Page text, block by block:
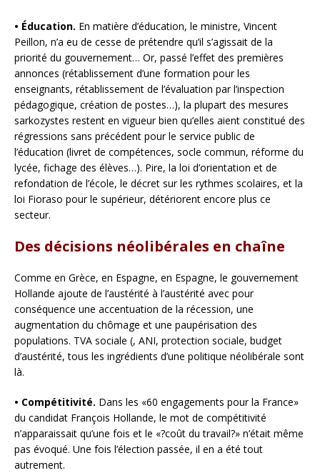
• Éducation. En matière d’éducation, le ministre, Vincent
Peillon, n’a eu de cesse de prétendre qu’il s’agissait de la
priorité du gouvernement… Or, passé l’effet des premières
annonces (rétablissement d’une formation pour les
enseignants, rétablissement de l’évaluation par l’inspection
pédagogique, création de postes…), la plupart des mesures
sarkozystes restent en vigueur bien qu’elles aient constitué des
régressions sans précédent pour le service public de
l’éducation (livret de compétences, socle commun, réforme du
lycée, fichage des élèves…). Pire, la loi d’orientation et de
refondation de l’école, le décret sur les rythmes scolaires, et la
loi Fioraso pour le supérieur, détériorent encore plus ce
secteur.
Des décisions néolibérales en chaîne
Comme en Grèce, en Espagne, en Espagne, le gouvernement
Hollande ajoute de l’austérité à l’austérité avec pour
conséquence une accentuation de la récession, une
augmentation du chômage et une paupérisation des
populations. TVA sociale (, ANI, protection sociale, budget
d’austérité, tous les ingrédients d’une politique néolibérale sont
là.
• Compétitivité. Dans les «60 engagements pour la France»
du candidat François Hollande, le mot de compétitivité
n’apparaissait qu’une fois et le «?coût du travail?» n’était même
pas évoqué. Une fois l’élection passée, il en a été tout
autrement.